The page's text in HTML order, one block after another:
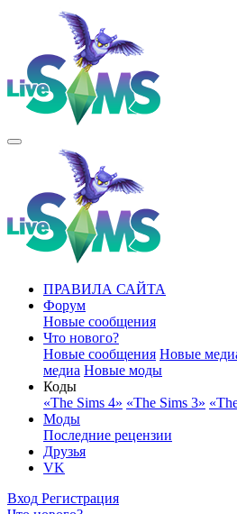
ПРАВИЛА САЙТА
Форум
Новые сообщения
Что нового?
Новые сообщения Новые
медиа Новые моды
Коды
«The Sims 4» «The Sims 3»
Моды
Последние рецензии
Друзья
VK
Вход Регистрация